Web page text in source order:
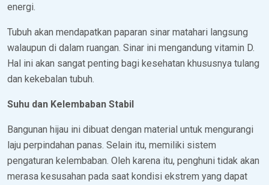
energi.
Tubuh akan mendapatkan paparan sinar matahari langsung
walaupun di dalam ruangan. Sinar ini mengandung vitamin D.
Hal ini akan sangat penting bagi kesehatan khususnya tulang
dan kekebalan tubuh.
Suhu dan Kelembaban Stabil
Bangunan hijau ini dibuat dengan material untuk mengurangi
laju perpindahan panas. Selain itu, memiliki sistem
pengaturan kelembaban. Oleh karena itu, penghuni tidak akan
merasa kesusahan pada saat kondisi ekstrem yang dapat